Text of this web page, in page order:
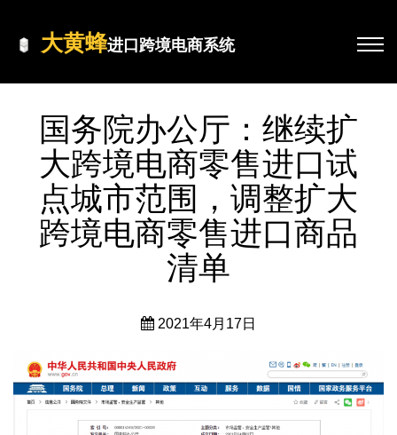
大黄蜂进口跨境电商系统
国务院办公厅：继续扩
大跨境电商零售进口试
点城市范围，调整扩大
跨境电商零售进口商品
清单
2021年4月17日